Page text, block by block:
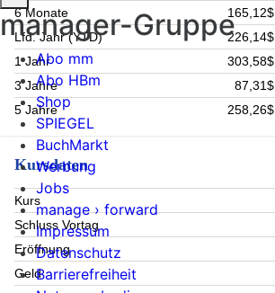
6 Monate
165,12$
Lfd. Jahr (YTD)
226,14$
1 Jahr
303,58$
3 Jahre
87,31$
5 Jahre
258,26$
Kursdaten
Kurs
Schluss Vortag
Eröffnung
Geld
manager-Gruppe
Abo mm
Abo HBm
Shop
SPIEGEL
BuchMarkt
Werbung
Jobs
manage › forward
Impressum
Datenschutz
Barrierefreiheit